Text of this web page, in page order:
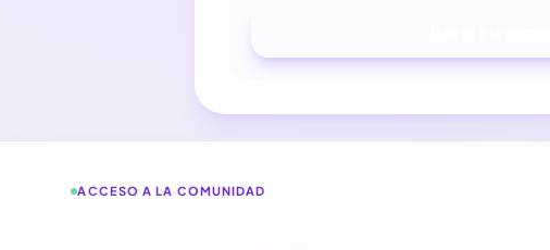
ACCESO A LA COMUNIDAD